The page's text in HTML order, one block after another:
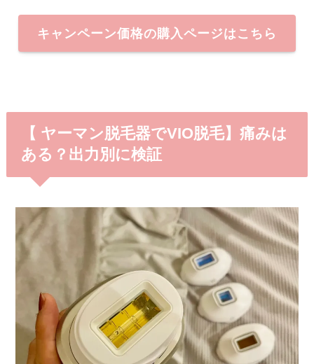
キャンペーン価格の購入ページはこちら
【 ヤーマン脱毛器でVIO脱毛】痛みは
ある？出力別に検証